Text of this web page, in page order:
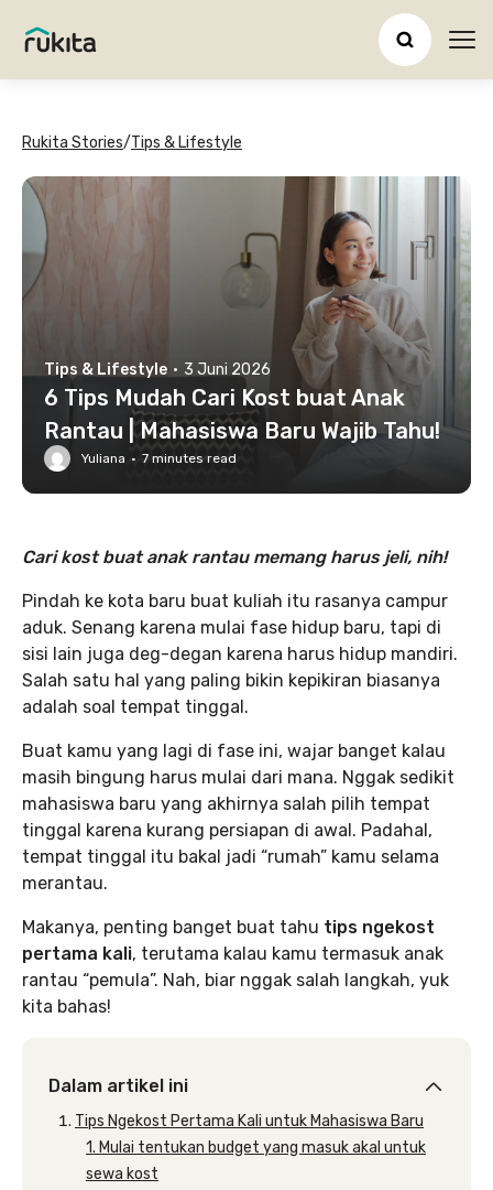
Rukita Stories/Tips & Lifestyle
Tips & Lifestyle · 3 Juni 2026
6 Tips Mudah Cari Kost buat Anak
Rantau | Mahasiswa Baru Wajib Tahu!
Yuliana · 7 minutes read
Cari kost buat anak rantau memang harus jeli, nih!
Pindah ke kota baru buat kuliah itu rasanya campur
aduk. Senang karena mulai fase hidup baru, tapi di
sisi lain juga deg-degan karena harus hidup mandiri.
Salah satu hal yang paling bikin kepikiran biasanya
adalah soal tempat tinggal.
Buat kamu yang lagi di fase ini, wajar banget kalau
masih bingung harus mulai dari mana. Nggak sedikit
mahasiswa baru yang akhirnya salah pilih tempat
tinggal karena kurang persiapan di awal. Padahal,
tempat tinggal itu bakal jadi “rumah” kamu selama
merantau.
Makanya, penting banget buat tahu tips ngekost
pertama kali, terutama kalau kamu termasuk anak
rantau “pemula”. Nah, biar nggak salah langkah, yuk
kita bahas!
Dalam artikel ini
Tips Ngekost Pertama Kali untuk Mahasiswa Baru
1. Mulai tentukan budget yang masuk akal untuk
sewa kost